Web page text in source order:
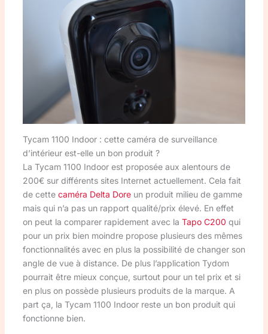
Tycam 1100 Indoor : cette caméra de surveillance
d’intérieur est-elle un bon produit ?
La Tycam 1100 Indoor est proposée aux alentours de
200€ sur différents sites Internet actuellement. Cela fait
de cette caméra Delta Doreun produit milieu de gamme
mais qui n’a pas un rapport qualité/prix élevé. En effet
on peut la comparer rapidement avec la Tapo C200 qui
pour un prix bien moindre propose plusieurs des mêmes
fonctionnalités avec en plus la possibilité de changer son
angle de vue à distance. De plus l’application Tydom
pourrait être mieux conçue, surtout pour un tel prix et si
en plus on possède plusieurs produits de la marque. A
part ça, la Tycam 1100 Indoor reste un bon produit qui
fonctionne bien.